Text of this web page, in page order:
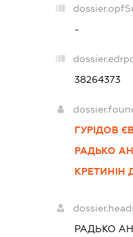
-
38264373
ГУРІДОВ
РАДЬКО
КРЕТИНІН
РАДЬКО